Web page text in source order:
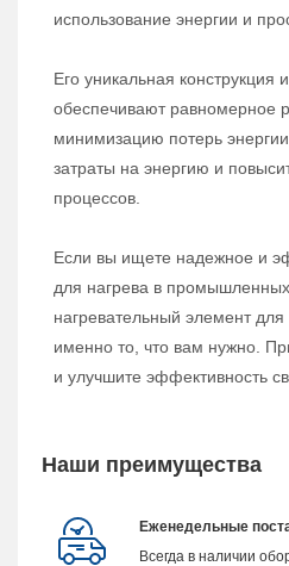
использование энергии и
Его уникальная конструкция
обеспечивают равномерное
минимизацию потерь
затраты на энергию и
процессов.
Если вы ищете надежное и
для нагрева в
нагревательный элемент для
именно то, что вам нужно.
и улучшите эффективность
Наши преимущества
Еженедельные
Всегда в наличии